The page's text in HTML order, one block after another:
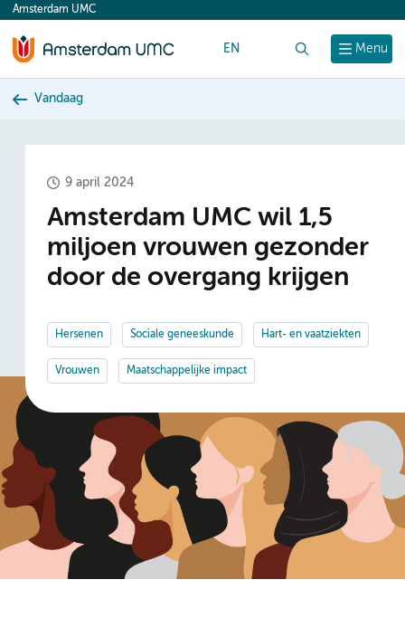
content
Menu
Amsterdam UMC
EN
Vandaag
9 april 2024
Amsterdam UMC wil 1,5
miljoen vrouwen gezonder
door de overgang krijgen
Hersenen Sociale geneeskunde Hart- en vaatziekten
Vrouwen Maatschappelijke impact